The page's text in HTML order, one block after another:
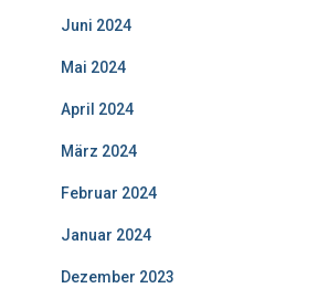
Juni 2024
Mai 2024
April 2024
März 2024
Februar 2024
Januar 2024
Dezember 2023